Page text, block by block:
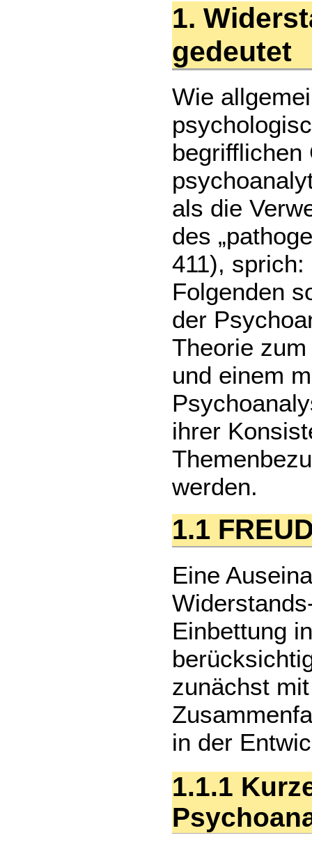
1.
Wie
begrifflichen
als die
des
411),
Folgenden
der
Theorie
und einem
ihrer
werden.
1.1
Eine
Einbettung
zunächst
in der
1.1.1